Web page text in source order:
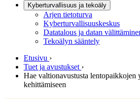
Kyberturvallisuus ja tekoäly
Arjen tietoturva
Kyberturvallisuuskeskus
Datatalous ja datan
Tekoälyn sääntely
Etusivu ›
Tuet ja avustukset ›
Hae valtionavustusta lentopaikkojen
kehittämiseen